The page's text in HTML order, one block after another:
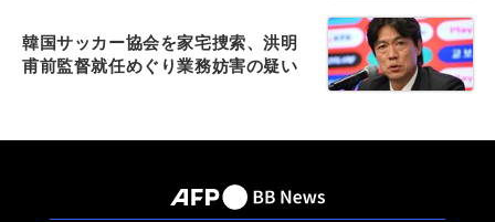
韓国サッカー協会を家宅捜索、洪明
甫前監督就任めぐり業務妨害の疑い